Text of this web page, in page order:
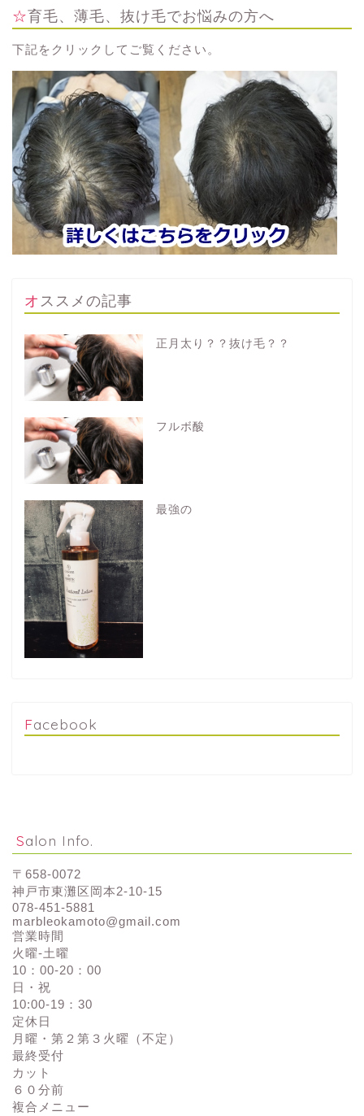
☆育毛、薄毛、抜け毛でお悩みの方へ
下記をクリックしてご覧ください。
オススメの記事
正月太り？？抜け毛？？
フルボ酸
最強の
Facebook
Salon Info.
〒658-0072
神戸市東灘区岡本2-10-15
078-451-5881
marbleokamoto@gmail.com
営業時間
火曜-土曜
10：00-20：00
日・祝
10:00-19：30
定休日
月曜・第２第３火曜（不定）
最終受付
カット
６０分前
複合メニュー